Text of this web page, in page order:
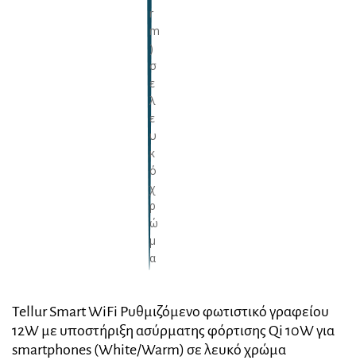
Tellur Smart WiFi Ρυθμιζόμενο φωτιστικό γραφείου
12W με υποστήριξη ασύρματης φόρτισης Qi 10W για
smartphones (White/Warm) σε λευκό χρώμα